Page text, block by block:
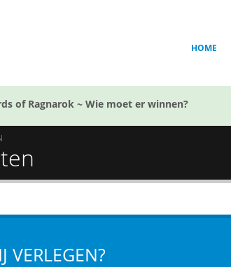
HOME
of Ragnarok ~ Wie moet er winnen?
VERLEGEN?